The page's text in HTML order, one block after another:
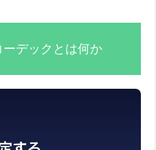
デックとは何か